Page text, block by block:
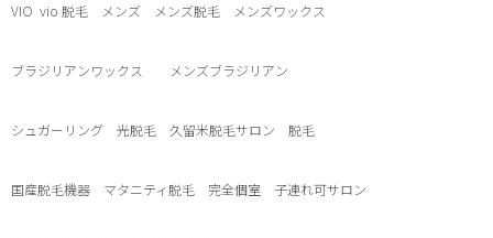
VIO vio 脱毛 メンズ メンズ脱毛 メンズワックス
ブラジリアンワックス メンズブラジリアン
シュガーリング 光脱毛 久留米脱毛サロン 脱毛
国産脱毛機器 マタニティ脱毛 完全個室 子連れ可サロン